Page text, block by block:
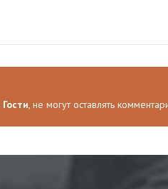
Гости, не могут оставлять